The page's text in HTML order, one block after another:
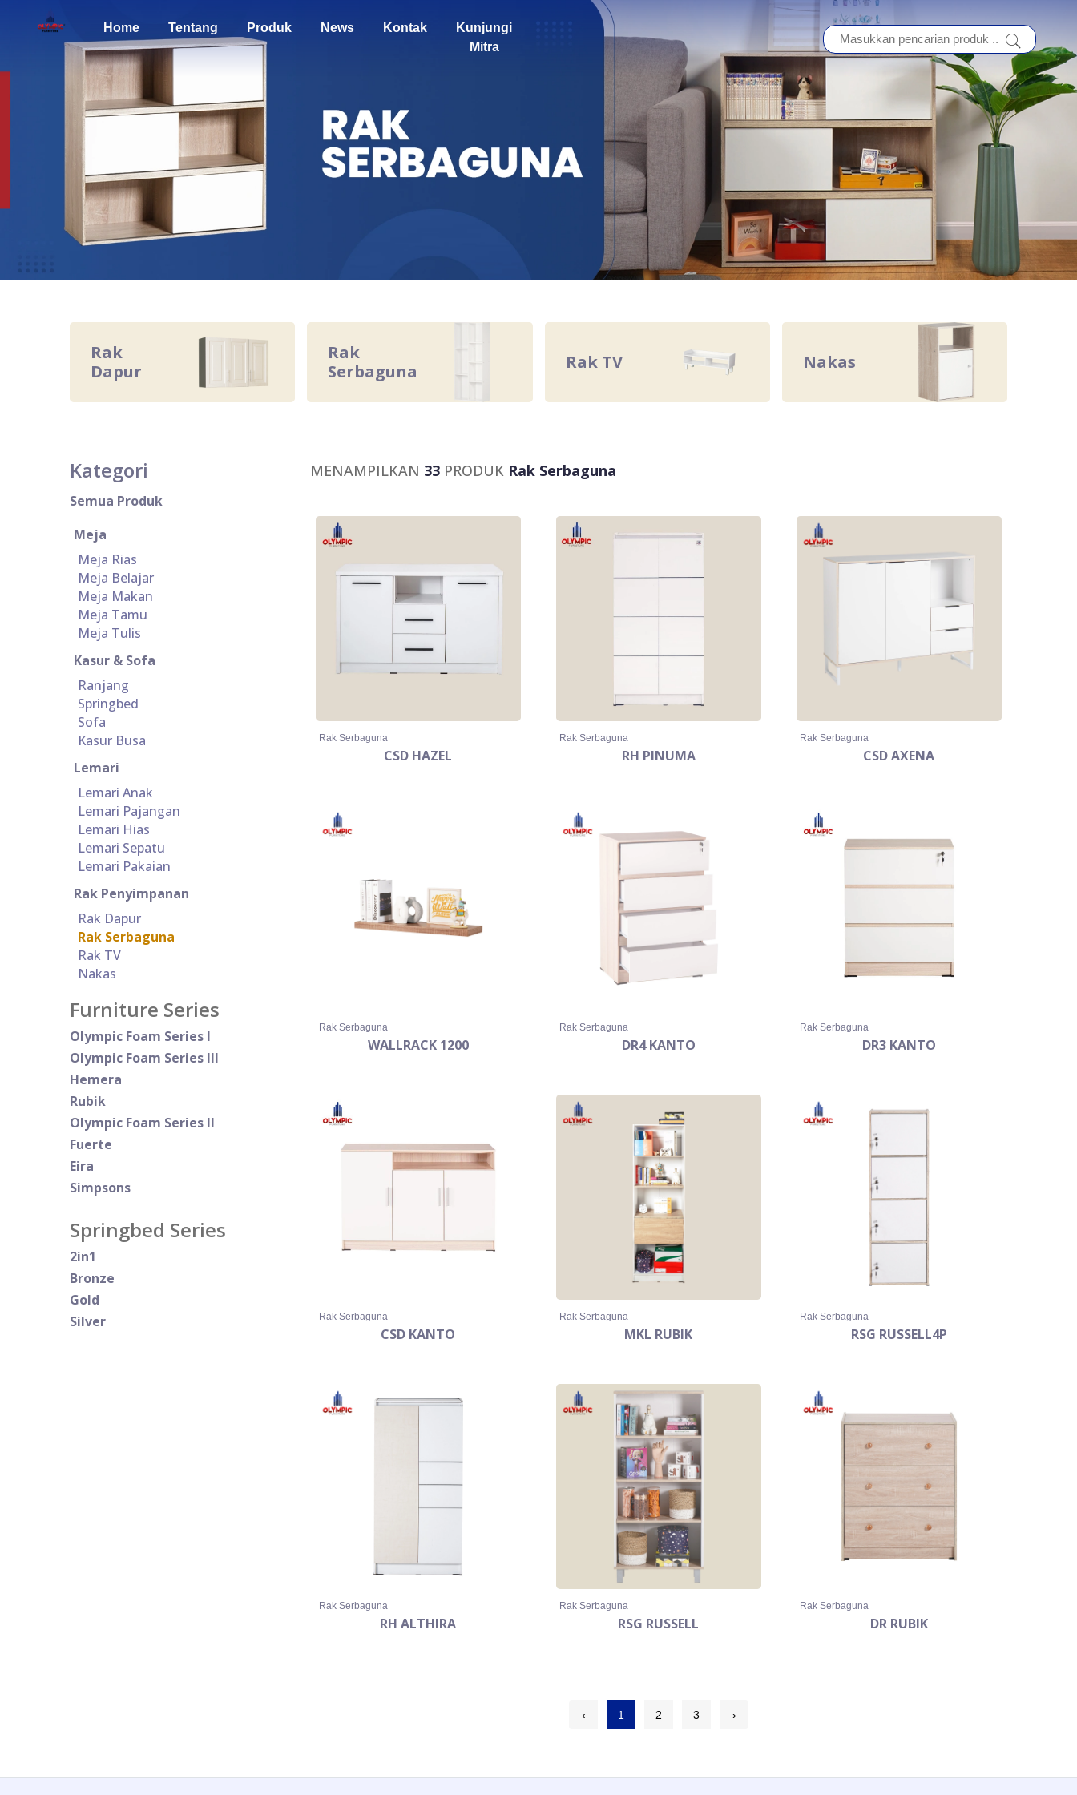
Home Tentang Produk News Kontak
Kunjungi
Mitra
Rak
Dapur
Rak
Serbaguna
Rak TV Nakas
MENAMPILKAN 33 PRODUK Rak Serbaguna
Rak Serbaguna
CSD HAZEL
Rak Serbaguna
RH PINUMA
Rak Serbaguna
CSD AXENA
Rak Serbaguna
WALLRACK 1200
Rak Serbaguna
DR4 KANTO
Rak Serbaguna
DR3 KANTO
Rak Serbaguna
CSD KANTO
Rak Serbaguna
MKL RUBIK
Rak Serbaguna
RSG RUSSELL4P
Rak Serbaguna
RH ALTHIRA
Rak Serbaguna
RSG RUSSELL
Rak Serbaguna
DR RUBIK
‹ 1 2 3 ›
Kategori
Semua Produk
Meja
Meja Rias
Meja Belajar
Meja Makan
Meja Tamu
Meja Tulis
Kasur & Sofa
Ranjang
Springbed
Sofa
Kasur Busa
Lemari
Lemari Anak
Lemari Pajangan
Lemari Hias
Lemari Sepatu
Lemari Pakaian
Rak Penyimpanan
Rak Dapur
Rak Serbaguna
Rak TV
Nakas
Furniture Series
Olympic Foam Series I
Olympic Foam Series III
Hemera
Rubik
Olympic Foam Series II
Fuerte
Eira
Simpsons
Springbed Series
2in1
Bronze
Gold
Silver